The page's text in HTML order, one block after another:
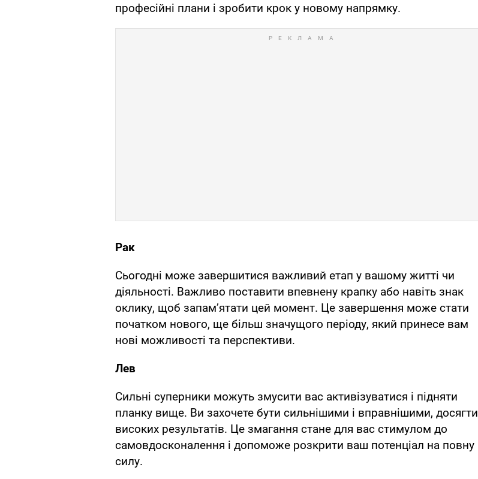
професійні плани і зробити крок у новому напрямку.
Рак
Сьогодні може завершитися важливий етап у вашому житті чи
діяльності. Важливо поставити впевнену крапку або навіть знак
оклику, щоб запам’ятати цей момент. Це завершення може стати
початком нового, ще більш значущого періоду, який принесе вам
нові можливості та перспективи.
Лев
Сильні суперники можуть змусити вас активізуватися і підняти
планку вище. Ви захочете бути сильнішими і вправнішими, досягти
високих результатів. Це змагання стане для вас стимулом до
самовдосконалення і допоможе розкрити ваш потенціал на повну
силу.